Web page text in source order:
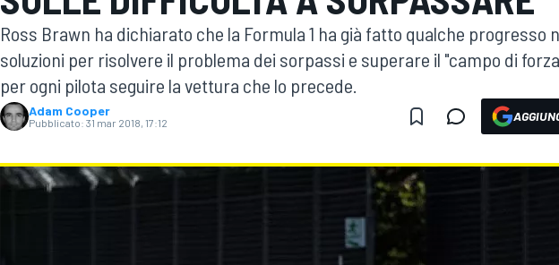
Ross Brawn ha dichiarato che la Formula 1 ha già fatto qualche progresso
soluzioni per risolvere il problema dei sorpassi e superare il "campo di
per ogni pilota seguire la vettura che lo precede.
Adam Cooper
Pubblicato: 31 mar 2018, 17:12